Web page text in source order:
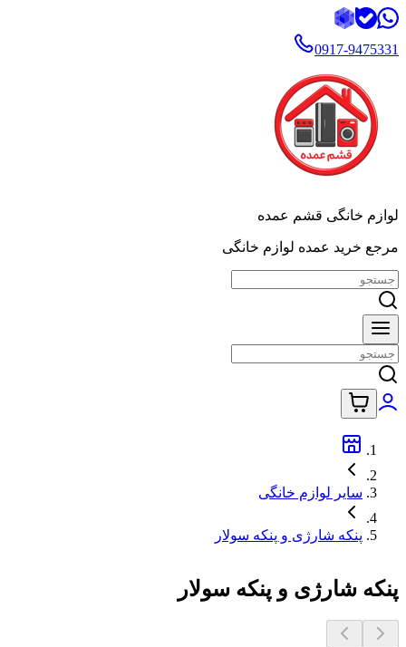
0917-9475331
لوازم خانگی قشم عمده
مرجع خرید عمده لوازم خانگی
سایر لوازم خانگی
پنکه شارژی و پنکه سولار
پنکه شارژی و پنکه سولار